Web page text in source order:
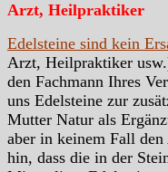
Arzt, Heilpraktiker
Edelsteine sind kein
Arzt, Heilpraktiker
den Fachmann Ihres
uns Edelsteine zur
Mutter Natur als
aber in keinem Fall
hin, dass die in der